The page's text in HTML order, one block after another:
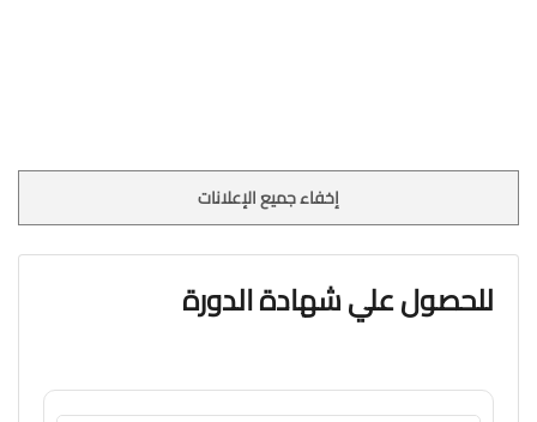
إخفاء جميع الإعلانات
للحصول علي شهادة الدورة